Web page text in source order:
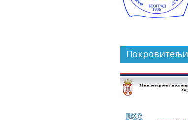
Покровитељи